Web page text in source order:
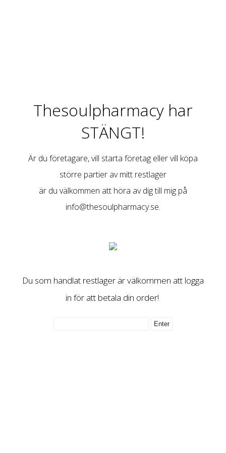
Thesoulpharmacy har
STÄNGT!
Är du företagare, vill starta företag eller vill köpa
större partier av mitt restlager
är du välkommen att höra av dig till mig på
info@thesoulpharmacy.se.
Du som handlat restlager är välkommen att logga
in för att betala din order!